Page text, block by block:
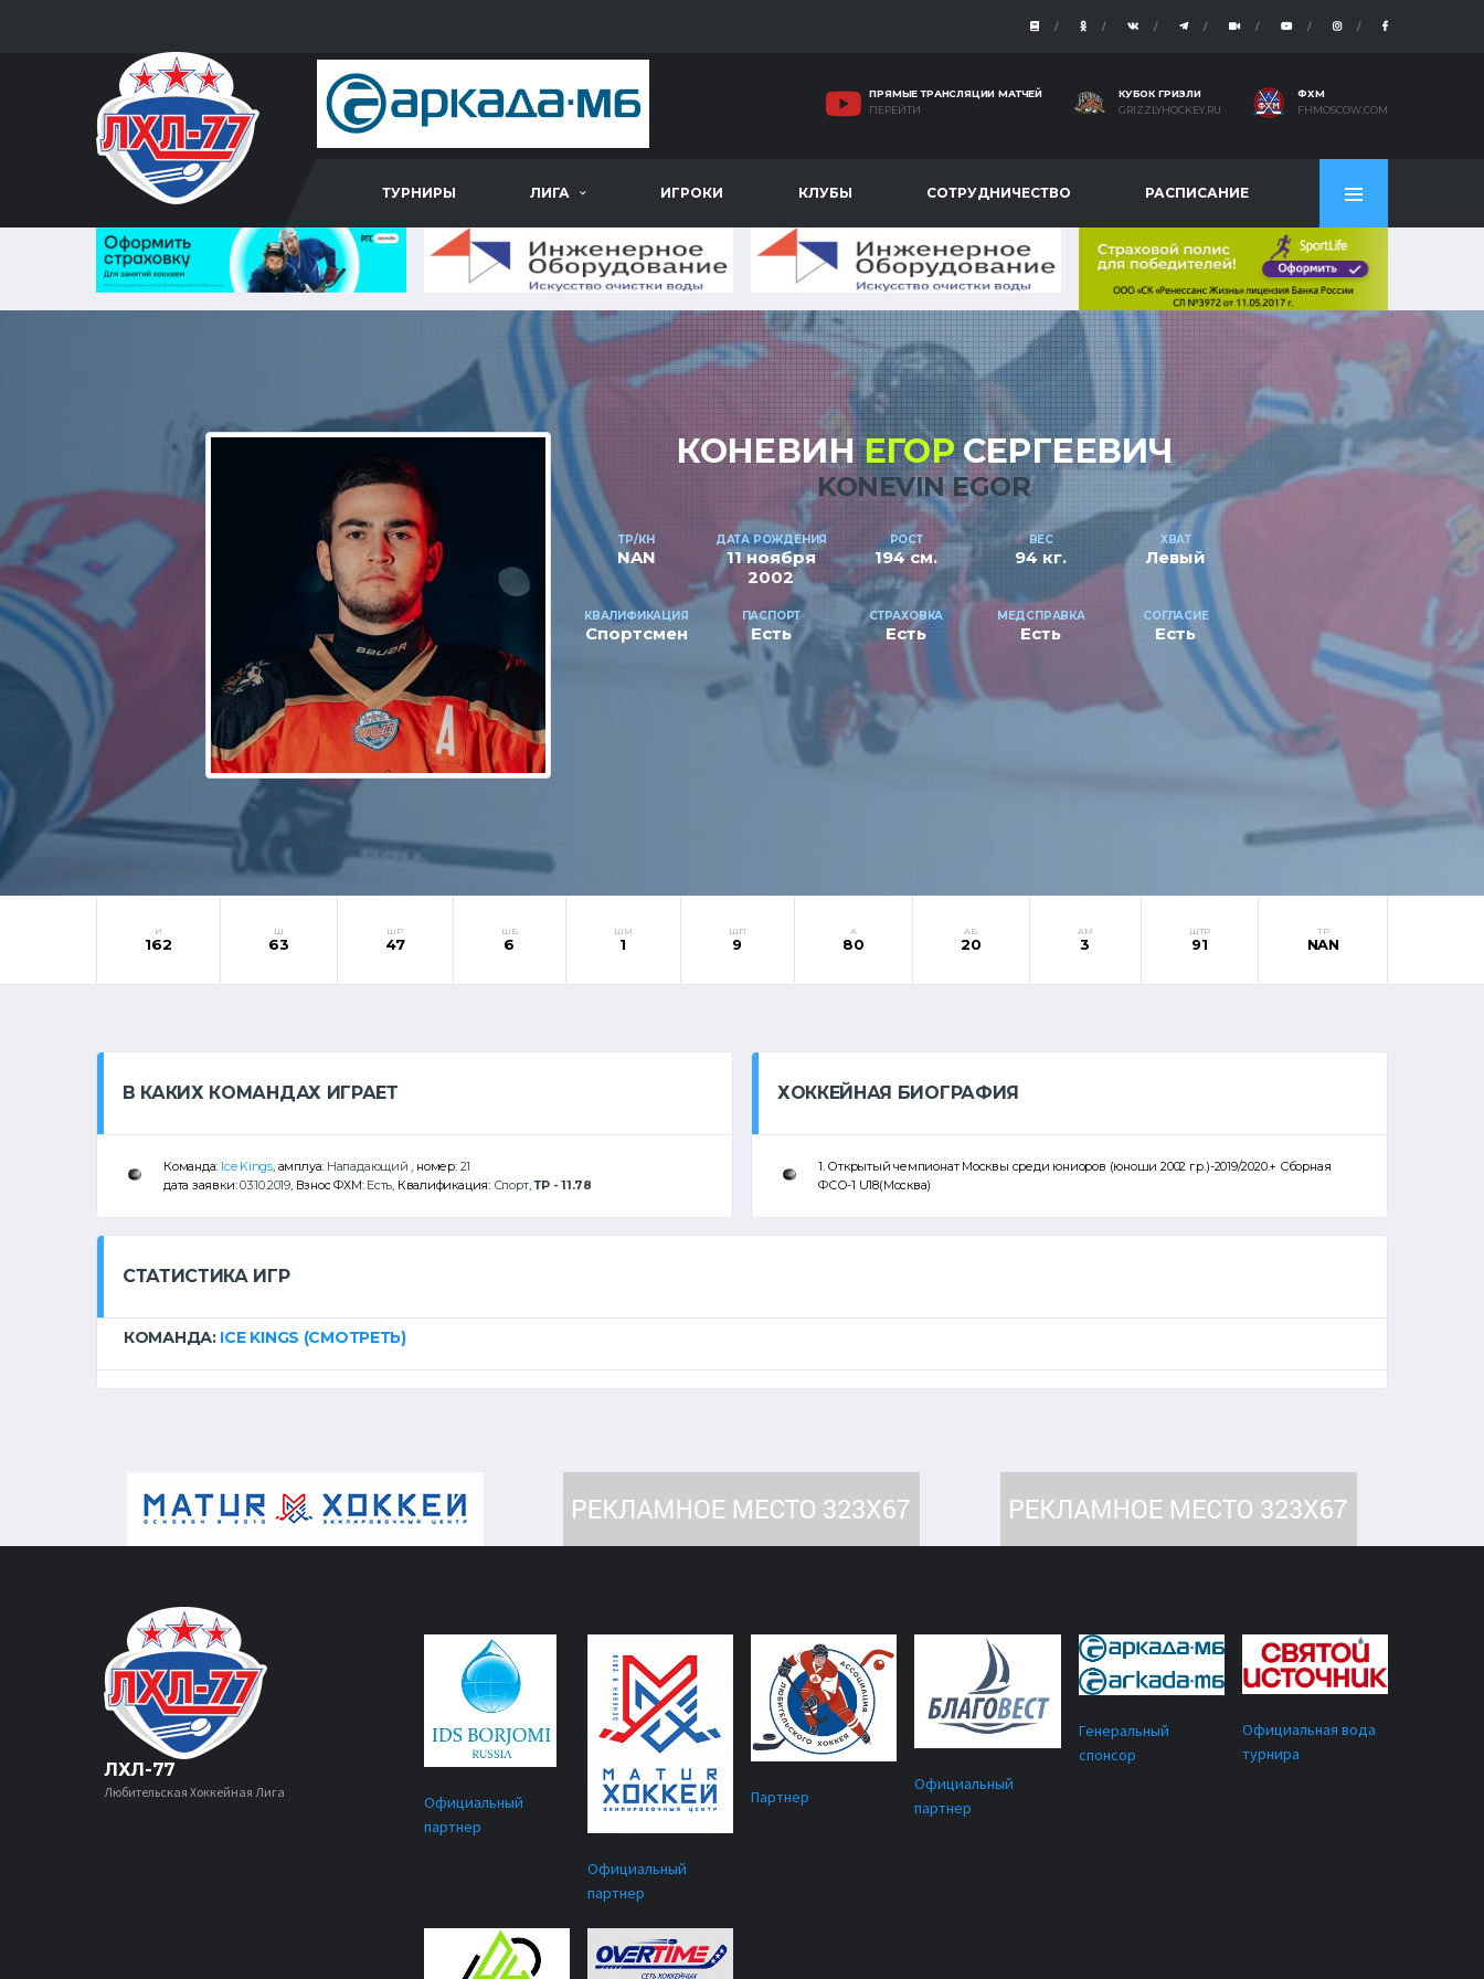
ПРЯМЫЕ ТРАНСЛЯЦИИ МАТЧЕЙ
ПЕРЕЙТИ
КУБОК ГРИЗЛИ
GRIZZLYHOCKEY.RU
ФХМ
FHMOSCOW.COM
ТУРНИРЫ ЛИГА ИГРОКИ КЛУБЫ СОТРУДНИЧЕСТВО РАСПИСАНИЕ
КОНЕВИНЕГОРСЕРГЕЕВИЧ
KONEVIN EGOR
ТР/КН
NAN
ДАТА РОЖДЕНИЯ
11 ноября
2002
РОСТ
194 см.
ВЕС
94 кг.
ХВАТ
Левый
КВАЛИФИКАЦИЯ
Спортсмен
ПАСПОРТ
Есть
СТРАХОВКА
Есть
МЕДСПРАВКА
Есть
СОГЛАСИЕ
Есть
И
162
Ш
63
ШР
47
ШБ
6
ШМ
1
ШП
9
А
80
АБ
20
АМ
3
ШТР
91
ТР
NAN
В КАКИХ КОМАНДАХ ИГРАЕТ
Команда: Ice Kings , амплуа: Нападающий , номер: 21
дата заявки:03.10.2019, Взнос ФХМ: Есть , Квалификация: Спорт,ТР - 11.78
ХОККЕЙНАЯ БИОГРАФИЯ
1. Открытый чемпионат Москвы среди юниоров (юноши 2002 г.р.)-2019/2020.+ Сборная
ФСО-1 U18(Москва)
СТАТИСТИКА ИГР
КОМАНДА: ICE KINGS (СМОТРЕТЬ)
ЛХЛ-77
Любительская Хоккейная Лига
Официальный
партнер
Официальный
партнер
Партнер
Официальный
партнер
Генеральный
спонсор
Официальная вода
турнира